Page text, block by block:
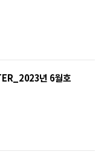
년 6월호